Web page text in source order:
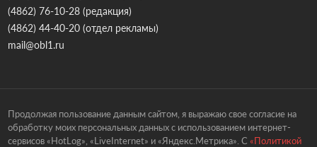
(4862) 76-10-28(редакция)
(4862) 44-40-20(отдел рекламы)
mail@obl1.ru
Продолжая пользование данным сайтом, я выражаю свое согласие на
обработку моих персональных данных с использованием интернет-
сервисов «HotLog», «LiveInternet» и «Яндекс.Метрика». С «Политикой